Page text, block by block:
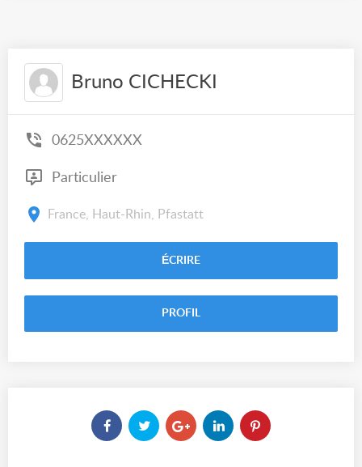
Bruno CICHECKI
0625XXXXXX
Particulier
France, Haut-Rhin, Pfastatt
ÉCRIRE
PROFIL